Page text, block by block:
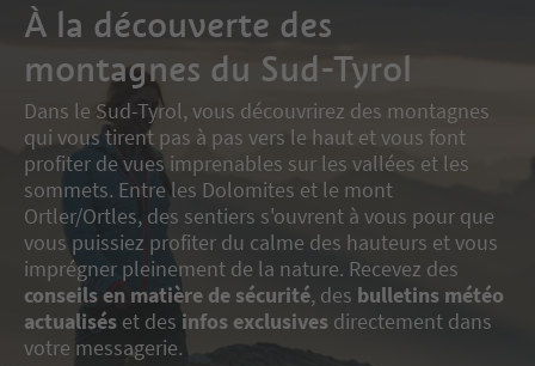
À la découverte des
montagnes du Sud-Tyrol
Dans le Sud-Tyrol, vous découvrirez des montagnes
qui vous tirent pas à pas vers le haut et vous font
profiter de vues imprenables sur les vallées et les
sommets. Entre les Dolomites et le mont
Ortler/Ortles, des sentiers s'ouvrent à vous pour que
vous puissiez profiter du calme des hauteurs et vous
imprégner pleinement de la nature. Recevez des
conseils en matière de sécurité, des bulletins météo
actualisés et des infos exclusives directement dans
votre messagerie.